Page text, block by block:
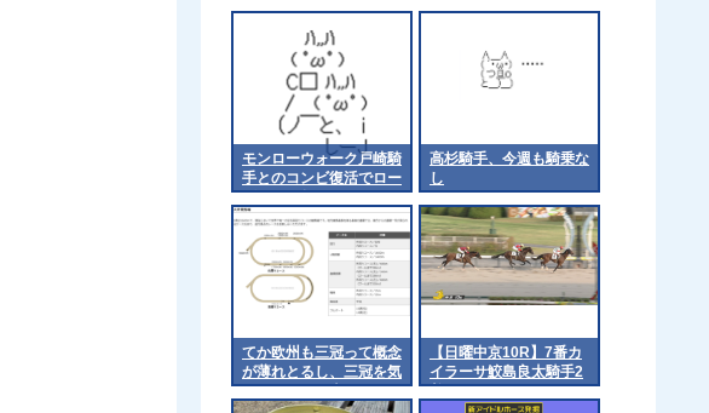
モンローウォーク戸崎騎
手とのコンビ復活でロー
ズSへ 他
高杉騎手、今週も騎乗な
し
てか欧州も三冠って概念
が薄れとるし、三冠を気
にするのは日本くらいに
【日曜中京10R】7番カ
イラーサ鮫島良太騎手2
着